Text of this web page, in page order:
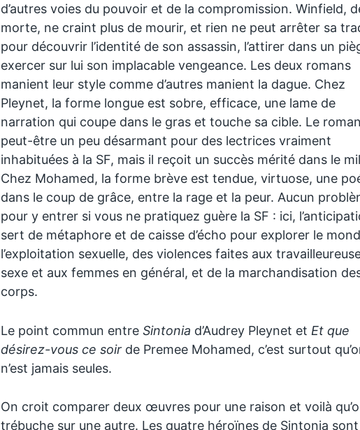
d’autres voies du pouvoir et de la compromission. Winfield,
morte, ne craint plus de mourir, et rien ne peut arrêter sa
pour découvrir l’identité de son assassin, l’attirer dans un
exercer sur lui son implacable vengeance. Les deux romans
manient leur style comme d’autres manient la dague. Chez
Pleynet, la forme longue est sobre, efficace, une lame de
narration qui coupe dans le gras et touche sa cible. Le
peut-être un peu désarmant pour des lectrices vraiment
inhabituées à la SF, mais il reçoit un succès mérité dans le
Chez Mohamed, la forme brève est tendue, virtuose, une
dans le coup de grâce, entre la rage et la peur. Aucun
pour y entrer si vous ne pratiquez guère la SF : ici,
sert de métaphore et de caisse d’écho pour explorer le
l’exploitation sexuelle, des violences faites aux
sexe et aux femmes en général, et de la marchandisation
corps.
Le point commun entre Sintonia d’Audrey Pleynet et Et que
désirez-vous ce soirde Premee Mohamed, c’est surtout
n’est jamais seules.
On croit comparer deux œuvres pour une raison et voilà
trébuche sur une autre. Les quatre héroïnes de Sintonia sont